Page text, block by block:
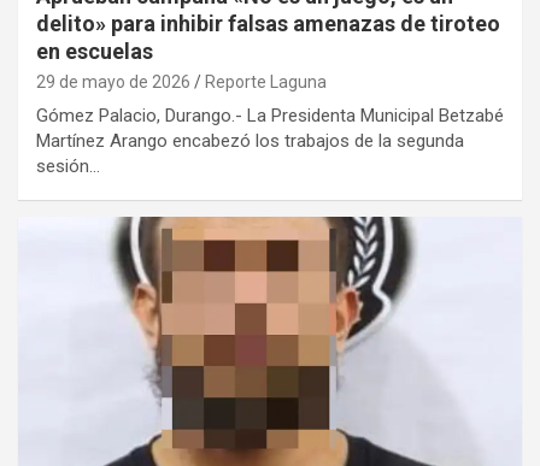
delito» para inhibir falsas amenazas de tiroteo
en escuelas
29 de mayo de 2026 Reporte Laguna
Gómez Palacio, Durango.- La Presidenta Municipal Betzabé
Martínez Arango encabezó los trabajos de la segunda
sesión…